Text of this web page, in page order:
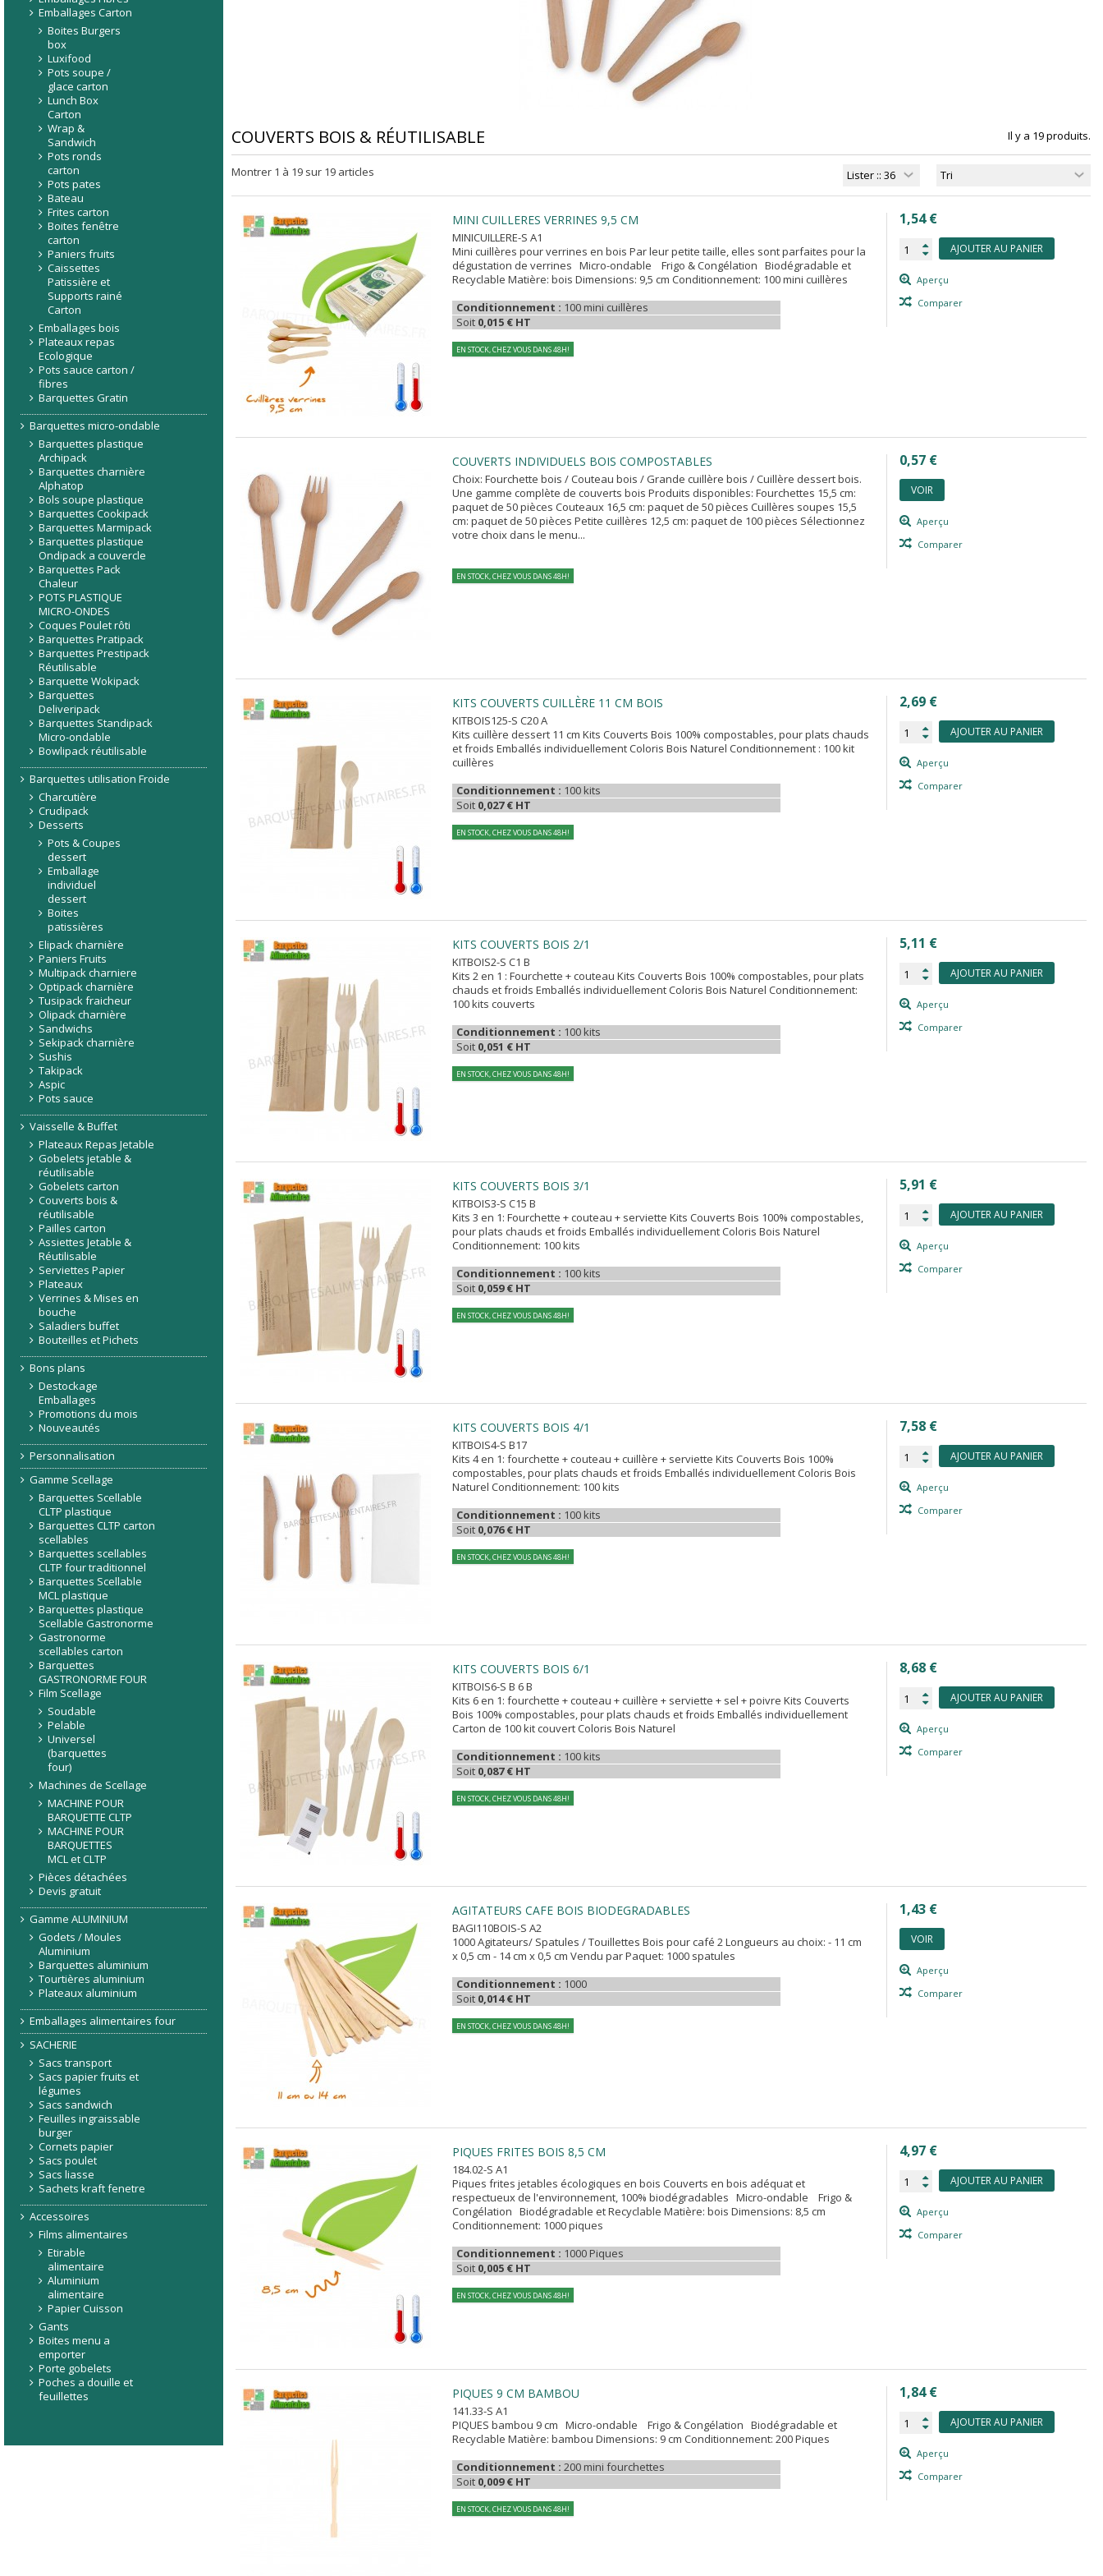
COUVERTS BOIS & RÉUTILISABLE Il y a 19 produits.
Montrer 1 à 19 sur 19 articles
MINI CUILLERES VERRINES 9,5 CM
MINICUILLERE-S A1
Mini cuillères pour verrines en bois Par leur petite taille, elles sont parfaites pour la
dégustation de verrines Micro-ondable Frigo & Congélation Biodégradable et
Recyclable Matière: bois Dimensions: 9,5 cm Conditionnement: 100 mini cuillères
Conditionnement : 100 mini cuillères
Soit 0,015 € HT
EN STOCK, CHEZ VOUS DANS 48H!
1,54 €
AJOUTER AU PANIER
Aperçu
Comparer
COUVERTS INDIVIDUELS BOIS COMPOSTABLES
Choix: Fourchette bois / Couteau bois / Grande cuillère bois / Cuillère dessert bois.
Une gamme complète de couverts bois Produits disponibles: Fourchettes 15,5 cm:
paquet de 50 pièces Couteaux 16,5 cm: paquet de 50 pièces Cuillères soupes 15,5
cm: paquet de 50 pièces Petite cuillères 12,5 cm: paquet de 100 pièces Sélectionnez
votre choix dans le menu...
EN STOCK, CHEZ VOUS DANS 48H!
0,57 €
VOIR
Aperçu
Comparer
KITS COUVERTS CUILLÈRE 11 CM BOIS
KITBOIS125-S C20 A
Kits cuillère dessert 11 cm Kits Couverts Bois 100% compostables, pour plats chauds
et froids Emballés individuellement Coloris Bois Naturel Conditionnement : 100 kit
cuillères
Conditionnement : 100 kits
Soit 0,027 € HT
EN STOCK, CHEZ VOUS DANS 48H!
2,69 €
AJOUTER AU PANIER
Aperçu
Comparer
KITS COUVERTS BOIS 2/1
KITBOIS2-S C1 B
Kits 2 en 1 : Fourchette + couteau Kits Couverts Bois 100% compostables, pour plats
chauds et froids Emballés individuellement Coloris Bois Naturel Conditionnement:
100 kits couverts
Conditionnement : 100 kits
Soit 0,051 € HT
EN STOCK, CHEZ VOUS DANS 48H!
5,11 €
AJOUTER AU PANIER
Aperçu
Comparer
KITS COUVERTS BOIS 3/1
KITBOIS3-S C15 B
Kits 3 en 1: Fourchette + couteau + serviette Kits Couverts Bois 100% compostables,
pour plats chauds et froids Emballés individuellement Coloris Bois Naturel
Conditionnement: 100 kits
Conditionnement : 100 kits
Soit 0,059 € HT
EN STOCK, CHEZ VOUS DANS 48H!
5,91 €
AJOUTER AU PANIER
Aperçu
Comparer
KITS COUVERTS BOIS 4/1
KITBOIS4-S B17
Kits 4 en 1: fourchette + couteau + cuillère + serviette Kits Couverts Bois 100%
compostables, pour plats chauds et froids Emballés individuellement Coloris Bois
Naturel Conditionnement: 100 kits
Conditionnement : 100 kits
Soit 0,076 € HT
EN STOCK, CHEZ VOUS DANS 48H!
7,58 €
AJOUTER AU PANIER
Aperçu
Comparer
KITS COUVERTS BOIS 6/1
KITBOIS6-S B 6 B
Kits 6 en 1: fourchette + couteau + cuillère + serviette + sel + poivre Kits Couverts
Bois 100% compostables, pour plats chauds et froids Emballés individuellement
Carton de 100 kit couvert Coloris Bois Naturel
Conditionnement : 100 kits
Soit 0,087 € HT
EN STOCK, CHEZ VOUS DANS 48H!
8,68 €
AJOUTER AU PANIER
Aperçu
Comparer
AGITATEURS CAFE BOIS BIODEGRADABLES
BAGI110BOIS-S A2
1000 Agitateurs/ Spatules / Touillettes Bois pour café 2 Longueurs au choix: - 11 cm
x 0,5 cm - 14 cm x 0,5 cm Vendu par Paquet: 1000 spatules
Conditionnement : 1000
Soit 0,014 € HT
EN STOCK, CHEZ VOUS DANS 48H!
1,43 €
VOIR
Aperçu
Comparer
PIQUES FRITES BOIS 8,5 CM
184.02-S A1
Piques frites jetables écologiques en bois Couverts en bois adéquat et
respectueux de l'environnement, 100% biodégradables Micro-ondable Frigo &
Congélation Biodégradable et Recyclable Matière: bois Dimensions: 8,5 cm
Conditionnement: 1000 piques
Conditionnement : 1000 Piques
Soit 0,005 € HT
EN STOCK, CHEZ VOUS DANS 48H!
4,97 €
AJOUTER AU PANIER
Aperçu
Comparer
PIQUES 9 CM BAMBOU
141.33-S A1
PIQUES bambou 9 cm Micro-ondable Frigo & Congélation Biodégradable et
Recyclable Matière: bambou Dimensions: 9 cm Conditionnement: 200 Piques
Conditionnement :200 mini fourchettes
Soit 0,009 € HT
EN STOCK, CHEZ VOUS DANS 48H!
1,84 €
AJOUTER AU PANIER
Aperçu
Comparer
Emballages Carton
Boites Burgers
box
Luxifood
Pots soupe /
glace carton
Lunch Box
Carton
Wrap &
Sandwich
Pots ronds
carton
Pots pates
Bateau
Frites carton
Boites fenêtre
carton
Paniers fruits
Caissettes
Patissière et
Supports rainé
Carton
Emballages bois
Plateaux repas
Ecologique
Pots sauce carton /
fibres
Barquettes Gratin
Barquettes micro-ondable
Barquettes plastique
Archipack
Barquettes charnière
Alphatop
Bols soupe plastique
Barquettes Cookipack
Barquettes Marmipack
Barquettes plastique
Ondipack a couvercle
Barquettes Pack
Chaleur
POTS PLASTIQUE
MICRO-ONDES
Coques Poulet rôti
Barquettes Pratipack
Barquettes Prestipack
Réutilisable
Barquette Wokipack
Barquettes
Deliveripack
Barquettes Standipack
Micro-ondable
Bowlipack réutilisable
Barquettes utilisation Froide
Charcutière
Crudipack
Desserts
Pots & Coupes
dessert
Emballage
individuel
dessert
Boites
patissières
Elipack charnière
Paniers Fruits
Multipack charniere
Optipack charnière
Tusipack fraicheur
Olipack charnière
Sandwichs
Sekipack charnière
Sushis
Takipack
Aspic
Pots sauce
Vaisselle & Buffet
Plateaux Repas Jetable
Gobelets jetable &
réutilisable
Gobelets carton
Couverts bois &
réutilisable
Pailles carton
Assiettes Jetable &
Réutilisable
Serviettes Papier
Plateaux
Verrines & Mises en
bouche
Saladiers buffet
Bouteilles et Pichets
Bons plans
Destockage
Emballages
Promotions du mois
Nouveautés
Personnalisation
Gamme Scellage
Barquettes Scellable
CLTP plastique
Barquettes CLTP carton
scellables
Barquettes scellables
CLTP four traditionnel
Barquettes Scellable
MCL plastique
Barquettes plastique
Scellable Gastronorme
Gastronorme
scellables carton
Barquettes
GASTRONORME FOUR
Film Scellage
Soudable
Pelable
Universel
(barquettes
four)
Machines de Scellage
MACHINE POUR
BARQUETTE CLTP
MACHINE POUR
BARQUETTES
MCL et CLTP
Pièces détachées
Devis gratuit
Gamme ALUMINIUM
Godets / Moules
Aluminium
Barquettes aluminium
Tourtières aluminium
Plateaux aluminium
Emballages alimentaires four
SACHERIE
Sacs transport
Sacs papier fruits et
légumes
Sacs sandwich
Feuilles ingraissable
burger
Cornets papier
Sacs poulet
Sacs liasse
Sachets kraft fenetre
Accessoires
Films alimentaires
Etirable
alimentaire
Aluminium
alimentaire
Papier Cuisson
Gants
Boites menu a
emporter
Porte gobelets
Poches a douille et
feuillettes